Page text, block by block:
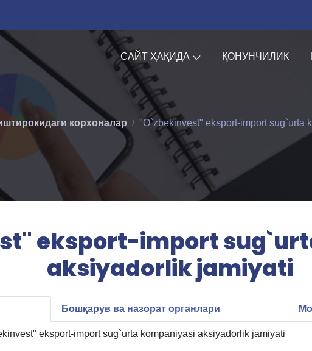
САЙТ ҲАҚИДА ҚОНУНЧИЛИК
корхоналар "O`zbekinvest" eksport-import sug`urta
eksport-import
aksiyadorlik jamiyati
Бошқарув ва назорат органлари
eksport-import sug`urta kompaniyasi aksiyadorlik jamiyati